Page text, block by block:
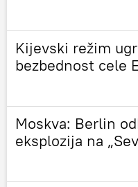
Kijevski režim
bezbednost cele
Moskva: Berlin
eksplozija na